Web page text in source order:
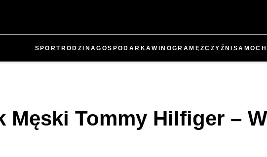
SPORT RODZINAGOSPODARKAWINOGRA MĘŻCZYŹNI
Męski Tommy Hilfiger –